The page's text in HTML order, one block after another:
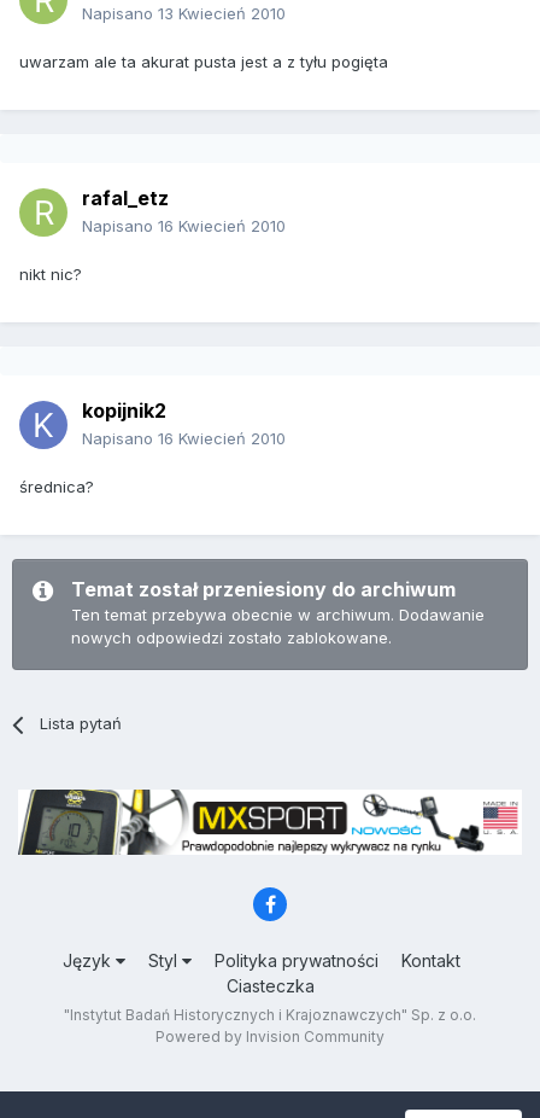
Napisano 13 Kwiecień 2010
uwarzam ale ta akurat pusta jest a z tyłu pogięta
rafal_etz
Napisano 16 Kwiecień 2010
nikt nic?
kopijnik2
Napisano 16 Kwiecień 2010
średnica?
Temat został przeniesiony do archiwum
Ten temat przebywa obecnie w archiwum. Dodawanie
nowych odpowiedzi zostało zablokowane.
Lista pytań
Język Styl Polityka prywatności
Kontakt
Ciasteczka
"Instytut Badań Historycznych i Krajoznawczych" Sp. z o.o.
Powered by Invision Community